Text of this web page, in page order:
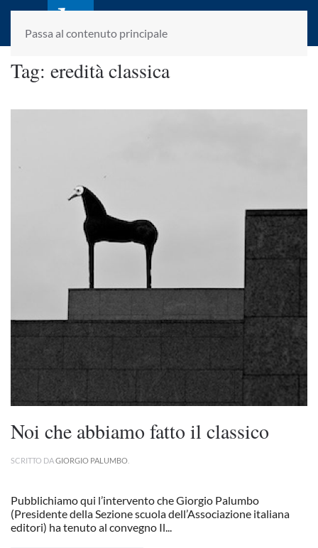
Passa al contenuto principale
laletteraturaenoi.it
fondato da Romano Luperini
Tag: eredità classica
Noi che abbiamo fatto il classico
SCRITTO DAGIORGIO PALUMBO
Pubblichiamo qui l’intervento che Giorgio Palumbo
(Presidente della Sezione scuola dell’Associazione italiana
editori) ha tenuto al convegno Il...